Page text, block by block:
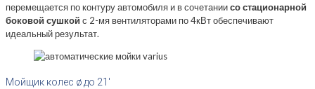
перемещается по контуру автомобиля и в сочетаниисо стационарной
боковой сушкой с 2-мя вентиляторами по 4кВт обеспечивают
идеальный результат.
Мойщик колес ø до 21′